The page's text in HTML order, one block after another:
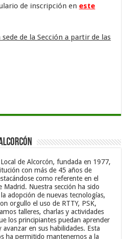
de inscripción en este
de la Sección a partir de las
Local de Alcorcón, fundada en 1977,
con más de 45 años de
como referente en el
Madrid. Nuestra sección ha sido
adopción de nuevas tecnologías,
orgullo el uso de RTTY, PSK,
talleres, charlas y actividades
los principiantes puedan aprender
en sus habilidades. Esta
ha permitido mantenernos a la